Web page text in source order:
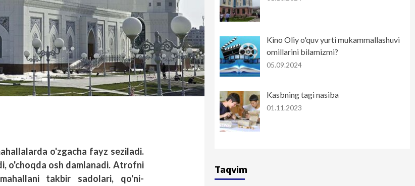
o'zgacha fayz seziladi.
o'choqda osh damlanadi. Atrofni
takbir sadolari, qo'ni-
Kino Oliy o'quv yurti mukammallashuvi
omillarini bilamizmi?
05.09.2024
Kasbning tagi nasiba
01.11.2023
Taqvim